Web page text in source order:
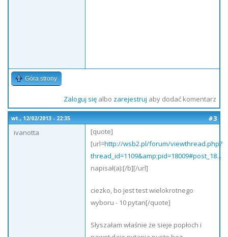
Góra strony
Zaloguj sięalbo zarejestruj aby dodać komentarz
wt., 12/02/2013 - 22:35
#3
ivanotta
[quote]
[url=http://wsb2.pl/forum/viewthread.php?
thread_id=1109&amp;pid=18009#post_18...
napisał(a):[/b][/url]
ciezko, bo jest test wielokrotnego
wyboru - 10 pytan[/quote]
Słyszałam właśnie że sieje popłoch i